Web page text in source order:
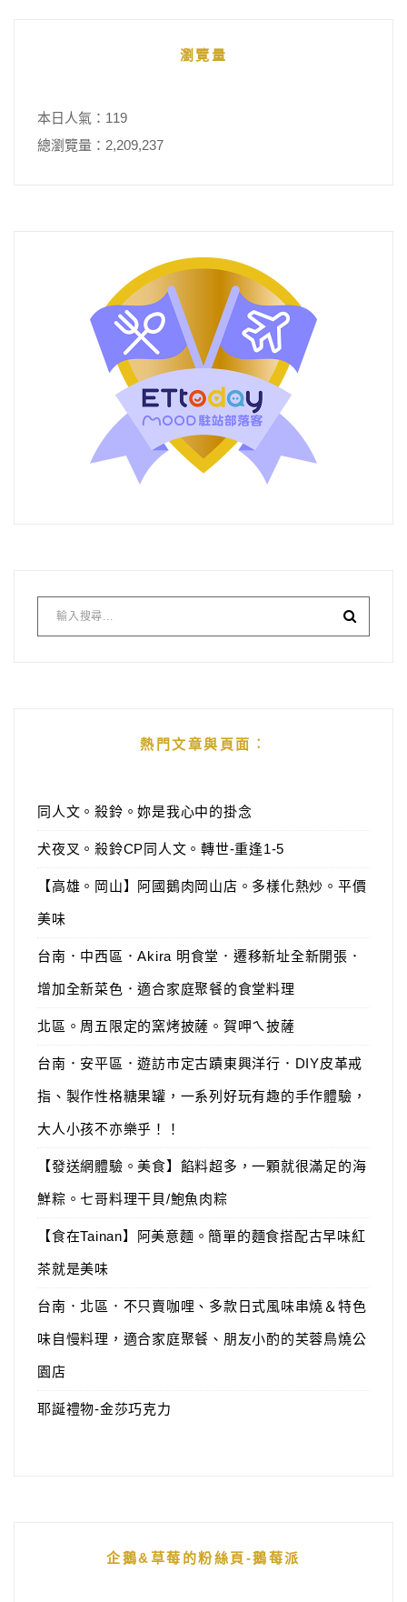
瀏覽量
本日人氣：119
總瀏覽量：2,209,237
熱門文章與頁面︰
同人文。殺鈴。妳是我心中的掛念
犬夜叉。殺鈴CP同人文。轉世-重逢1-5
【高雄。岡山】阿國鵝肉岡山店。多樣化熱炒。平價
美味
台南．中西區．Akira 明食堂．遷移新址全新開張．
增加全新菜色．適合家庭聚餐的食堂料理
北區。周五限定的窯烤披薩。賀呷ㄟ披薩
台南．安平區．遊訪市定古蹟東興洋行．DIY皮革戒
指、製作性格糖果罐，一系列好玩有趣的手作體驗，
大人小孩不亦樂乎！！
【發送網體驗。美食】餡料超多，一顆就很滿足的海
鮮粽。七哥料理干貝/鮑魚肉粽
【食在Tainan】阿美意麵。簡單的麵食搭配古早味紅
茶就是美味
台南．北區．不只賣咖哩、多款日式風味串燒＆特色
味自慢料理，適合家庭聚餐、朋友小酌的芙蓉鳥燒公
園店
耶誕禮物-金莎巧克力
企鵝&草莓的粉絲頁-鵝莓派